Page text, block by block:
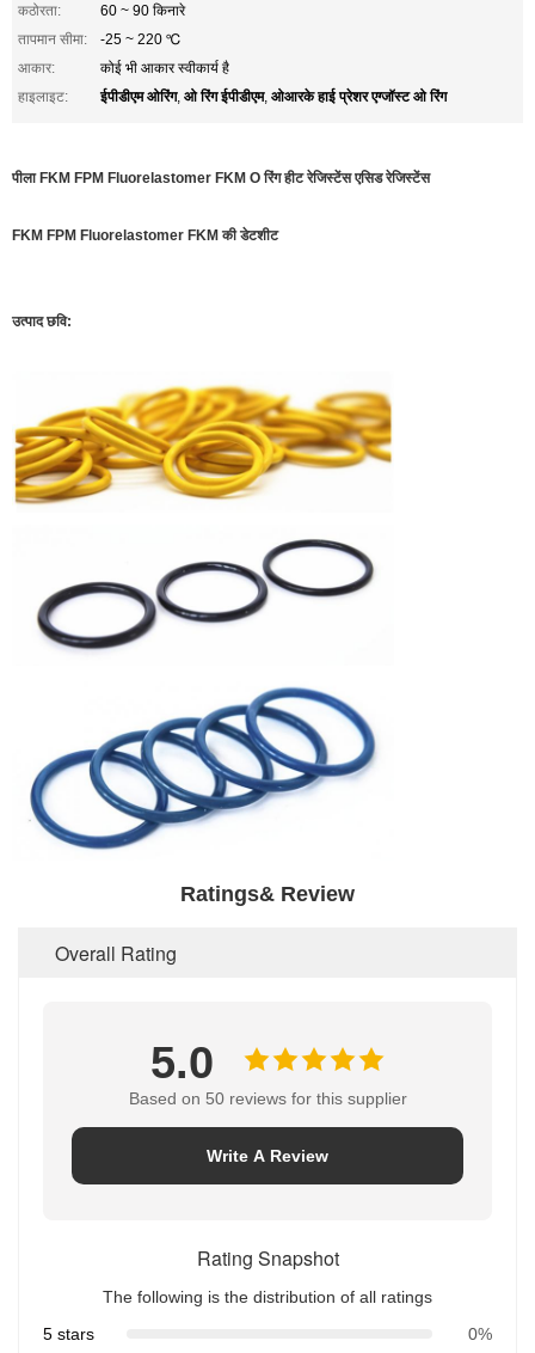
कठोरता:
60 ~ 90 किनारे
तापमान सीमा:
-25 ~ 220 ℃
आकार:
कोई भी आकार स्वीकार्य है
हाइलाइट:
ईपीडीएम ओरिंग, ओ रिंग ईपीडीएम, ओआरके हाई प्रेशर एग्जॉस्ट ओ रिंग
पीला FKM FPM Fluorelastomer FKM O रिंग हीट रेजिस्टेंस एसिड रेजिस्टेंस
FKM FPM Fluorelastomer FKM की डेटशीट
उत्पाद छवि:
Ratings& Review
Overall Rating
5.0
Based on 50 reviews for this supplier
Write A Review
Rating Snapshot
The following is the distribution of all ratings
5 stars
0%